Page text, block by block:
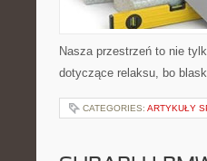
Nasza przestrzeń to nie
dotyczące relaksu, bo
CATEGORIES: ARTYKUŁY